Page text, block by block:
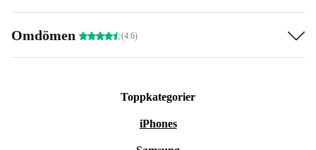
Omdömen (4.6)
Toppkategorier
iPhones